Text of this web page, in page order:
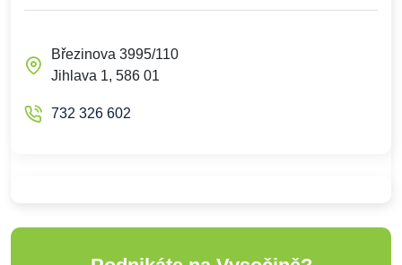
Březinova 3995/110
Jihlava 1, 586 01
732 326 602